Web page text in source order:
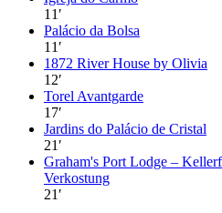
11′
Palácio da Bolsa
11′
1872 River House by Olivia
12′
Torel Avantgarde
17′
Jardins do Palácio de Cristal
21′
Graham's Port Lodge –
Verkostung
21′